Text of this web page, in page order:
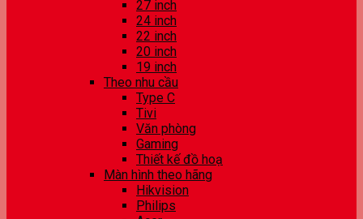
27 inch
24 inch
22 inch
20 inch
19 inch
Theo nhu cầu
Type C
Tivi
Văn phòng
Gaming
Thiết kế đồ hoạ
Màn hình theo hãng
Hikvision
Philips